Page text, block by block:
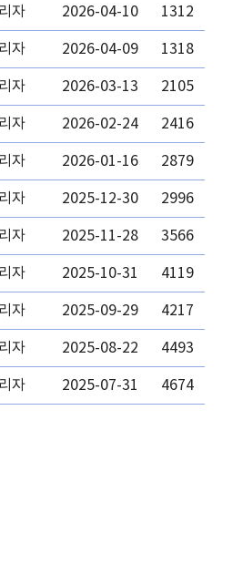
자 2026-04-10 1312
자 2026-04-09 1318
자 2026-03-13 2105
자 2026-02-24 2416
자 2026-01-16 2879
자 2025-12-30 2996
자 2025-11-28 3566
자 2025-10-31 4119
자 2025-09-29 4217
자 2025-08-22 4493
자 2025-07-31 4674